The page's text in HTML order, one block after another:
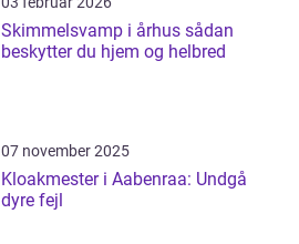
Skimmelsvamp i århus sådan
beskytter du hjem og helbred
07 november 2025
Kloakmester i Aabenraa: Undgå
dyre fejl